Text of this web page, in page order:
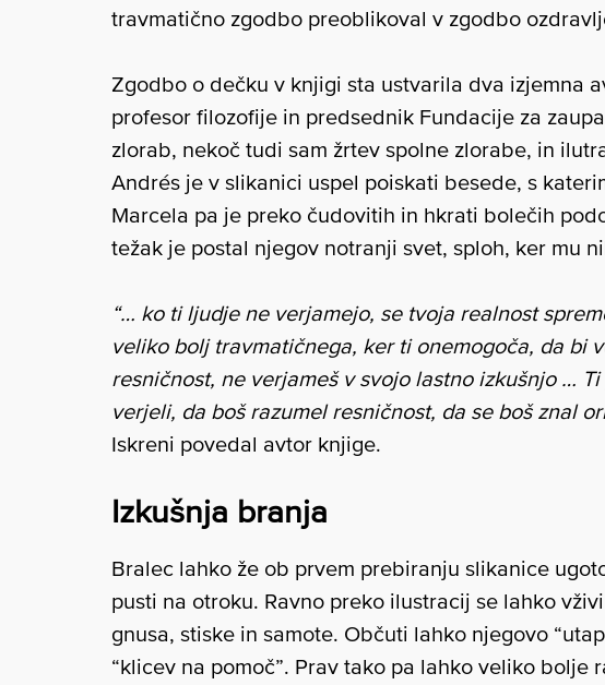
travmatično zgodbo preoblikoval v zgodbo
Zgodbo o dečku v knjigi sta ustvarila dva izjemna
profesor filozofije in predsednik Fundacije za
zlorab, nekoč tudi sam žrtev spolne zlorabe, in
Andrés je v slikanici uspel poiskati besede, s
Marcela pa je preko čudovitih in hkrati bolečih
težak je postal njegov notranji svet, sploh, ker mu
“… ko ti ljudje ne verjamejo, se tvoja realnost
veliko bolj travmatičnega, ker ti onemogoča, da bi
resničnost, ne verjameš v svojo lastno izkušnjo …
verjeli, da boš razumel resničnost, da se boš znal
Iskreni povedal avtor knjige.
Izkušnja branja
Bralec lahko že ob prvem prebiranju slikanice
pusti na otroku. Ravno preko ilustracij se lahko
gnusa, stiske in samote. Občuti lahko njegovo
“klicev na pomoč”. Prav tako pa lahko veliko bolje